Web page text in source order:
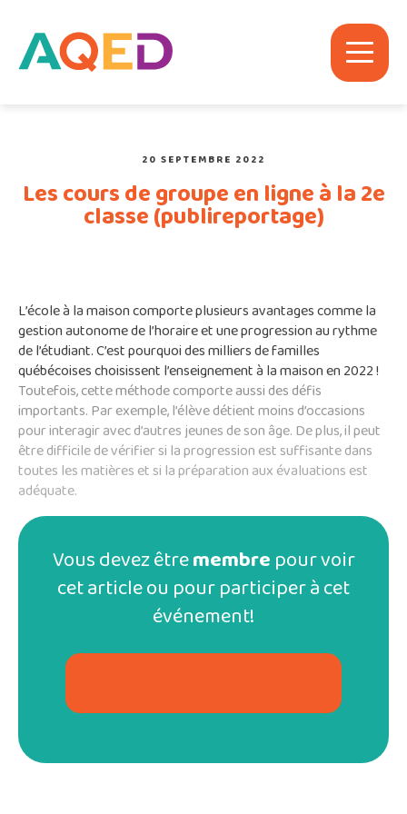
Vous devez êtremembrepour voir
cet article ou pour participer à cet
événement!
20 SEPTEMBRE 2022
Les cours de groupe en ligne à la 2e
classe (publireportage)
L’école à la maison comporte plusieurs avantages comme la
gestion autonome de l’horaire et une progression au rythme
de l’étudiant. C’est pourquoi des milliers de familles
québécoises choisissent l’enseignement à la maison en 2022 !
Toutefois, cette méthode comporte aussi des défis
importants. Par exemple, l’élève détient moins d’occasions
pour interagir avec d’autres jeunes de son âge. De plus, il peut
être difficile de vérifier si la progression est suffisante dans
toutes les matières et si la préparation aux évaluations est
adéquate.